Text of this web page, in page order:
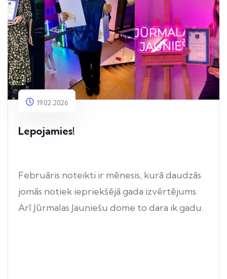
19.02.2026
Lepojamies!
Februāris noteikti ir mēnesis, kurā daudzās
jomās notiek iepriekšējā gada izvērtējums.
Arī Jūrmalas Jauniešu dome to dara ik gadu.